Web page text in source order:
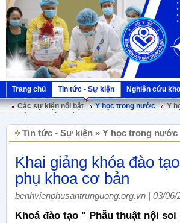
Trang chủ Tin tức - Sự kiện Nghiên cứu
Các sự kiện nổi bật
Y học trong nước Y
Tin tức - Sự kiện » Y học trong nước
Khai giảng khóa đào
phụ khoa cơ bản
benhvienphusantrunguong.org.vn | 03/06/
Khoá đào tạo " Phẫu thuật nội